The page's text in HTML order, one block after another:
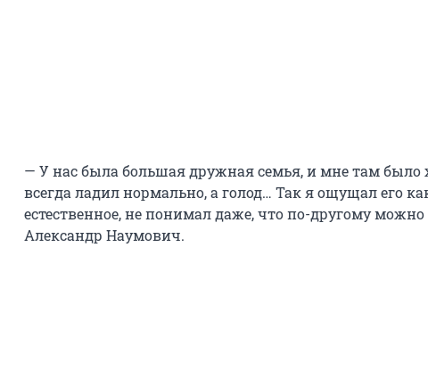
— У нас была большая дружная семья, и мне там было
всегда ладил нормально, а голод… Так я ощущал его
естественное, не понимал даже, что по-другому
Александр Наумович.